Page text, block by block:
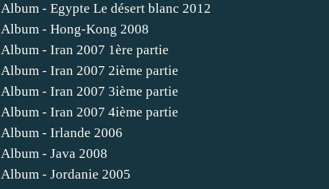
Album - Egypte Le désert blanc 2012
Album - Hong-Kong 2008
Album - Iran 2007 1ère partie
Album - Iran 2007 2ième partie
Album - Iran 2007 3ième partie
Album - Iran 2007 4ième partie
Album - Irlande 2006
Album - Java 2008
Album - Jordanie 2005